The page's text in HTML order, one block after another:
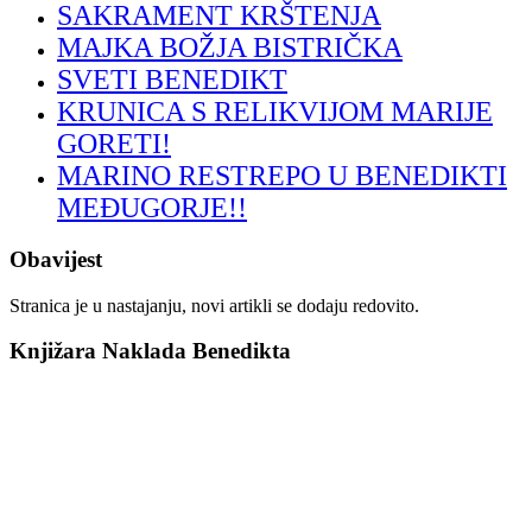
SAKRAMENT KRŠTENJA
MAJKA BOŽJA BISTRIČKA
SVETI BENEDIKT
KRUNICA S RELIKVIJOM MARIJE
GORETI!
MARINO RESTREPO U BENEDIKTI
MEĐUGORJE!!
Obavijest
Stranica je u nastajanju, novi artikli se dodaju redovito.
Knjižara Naklada Benedikta